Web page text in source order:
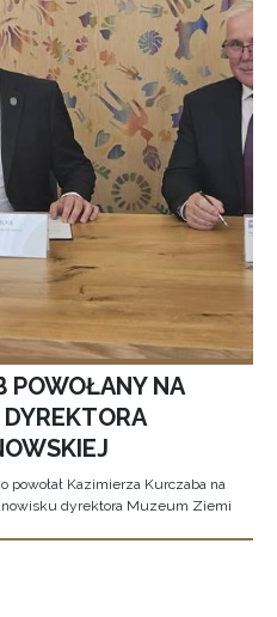
POWOŁANY NA
powołał Kazimierza Kurczaba na
dyrektora Muzeum Ziemi